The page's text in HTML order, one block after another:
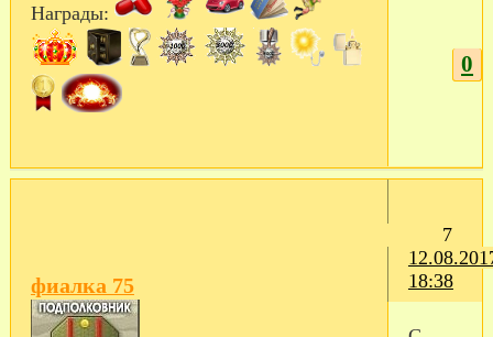
Награды:
0
7
18:38
фиалка 75